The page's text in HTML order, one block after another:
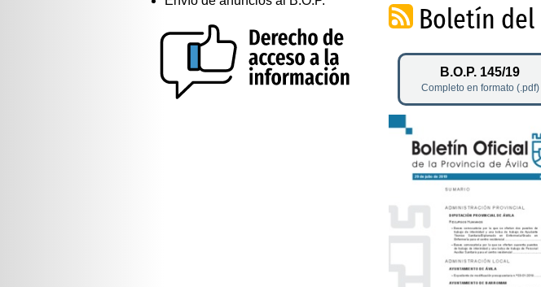
Boletín del
B.O.P. 145/19
Completo en formato (.pdf)